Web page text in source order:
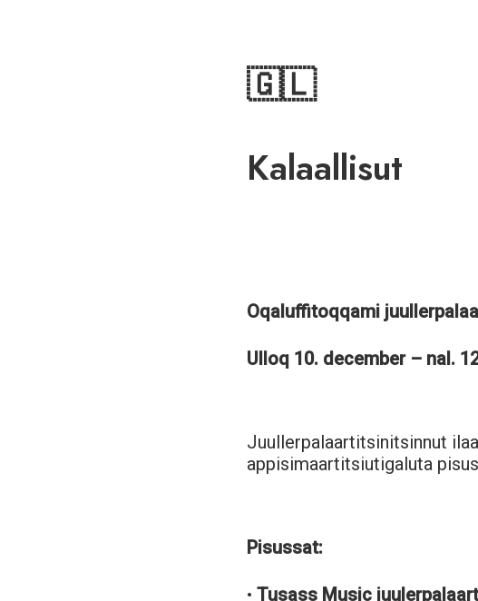
🇬🇱
Kalaallisut
Oqaluffitoqqami
Ulloq 10. december – nal.
Juullerpalaartitsinitsinnut
appisimaartitsiutigaluta
Pisussat:
• Tusass Music